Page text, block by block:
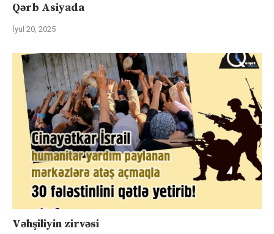
Qərb Asiyada
İyul 20, 2025
Vəhşiliyin zirvəsi